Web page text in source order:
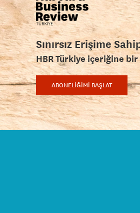
Sınırsız Erişime
HBR Türkiye içeriğine
ABONELİĞİMİ BAŞLAT